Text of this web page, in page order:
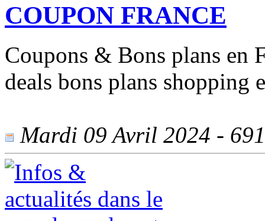
COUPON FRANCE
Coupons & Bons plans en
deals bons plans shopping
Mardi 09 Avril 2024 -